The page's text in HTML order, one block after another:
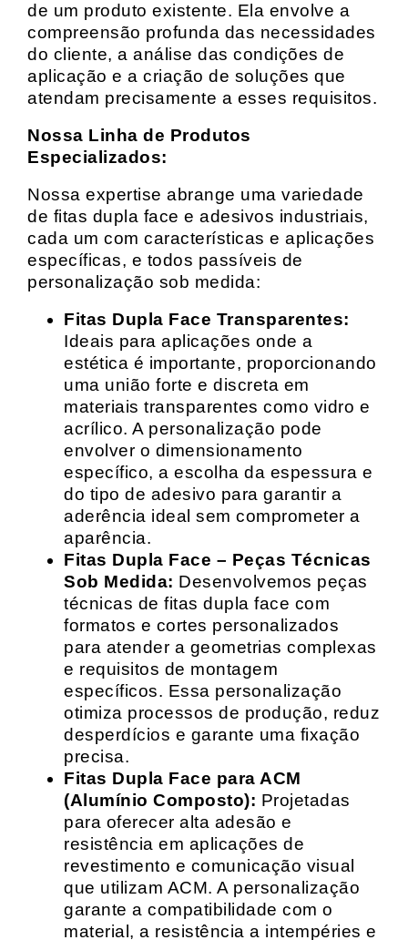
de um produto existente. Ela envolve a
compreensão profunda das necessidades
do cliente, a análise das condições de
aplicação e a criação de soluções que
atendam precisamente a esses requisitos.
Nossa Linha de Produtos
Especializados:
Nossa expertise abrange uma variedade
de fitas dupla face e adesivos industriais,
cada um com características e aplicações
específicas, e todos passíveis de
personalização sob medida:
Fitas Dupla Face Transparentes:
Ideais para aplicações onde a
estética é importante, proporcionando
uma união forte e discreta em
materiais transparentes como vidro e
acrílico. A personalização pode
envolver o dimensionamento
específico, a escolha da espessura e
do tipo de adesivo para garantir a
aderência ideal sem comprometer a
aparência.
Fitas Dupla Face – Peças Técnicas
Sob Medida: Desenvolvemos peças
técnicas de fitas dupla face com
formatos e cortes personalizados
para atender a geometrias complexas
e requisitos de montagem
específicos. Essa personalização
otimiza processos de produção, reduz
desperdícios e garante uma fixação
precisa.
Fitas Dupla Face para ACM
(Alumínio Composto): Projetadas
para oferecer alta adesão e
resistência em aplicações de
revestimento e comunicação visual
que utilizam ACM. A personalização
garante a compatibilidade com o
material, a resistência a intempéries e